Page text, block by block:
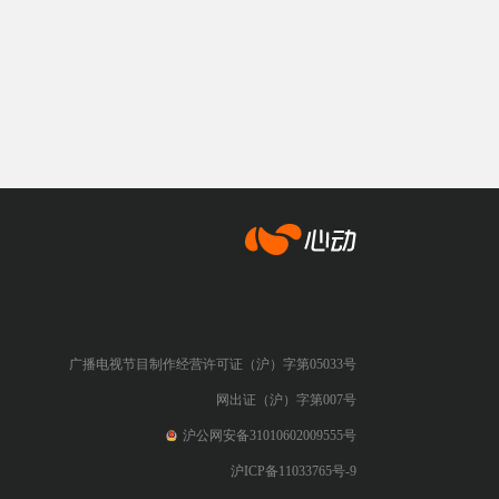
广播电视节目制作经营许可证（沪）字第05033号
网出证（沪）字第007号
沪公网安备31010602009555号
沪ICP备11033765号-9
心动网络